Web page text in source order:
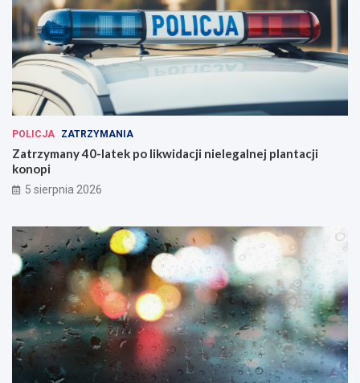
POLICJA ZATRZYMANIA
Zatrzymany 40-latek po likwidacji nielegalnej plantacji
konopi
5 sierpnia 2026